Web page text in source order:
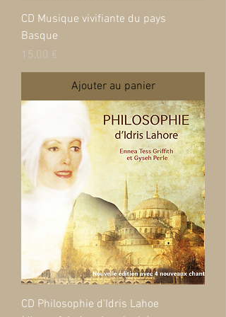
CD Musique vivifiante du pays
Basque
Prix
15,00 €
Ajouter au panier
CD Philosophie d'Idris Lahoe